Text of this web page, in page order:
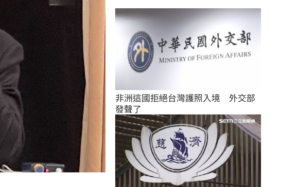
非洲這國拒絕台灣護照入境　外交部
發聲了